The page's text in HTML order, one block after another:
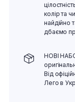
колір та
найдійно
дбаємо
НОВІ
Від
Лего в